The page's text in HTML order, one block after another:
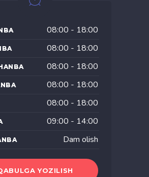
08:00 - 18:00
08:00 - 18:00
08:00 - 18:00
08:00 - 18:00
08:00 - 18:00
09:00 - 14:00
Dam olish
YOZILISH